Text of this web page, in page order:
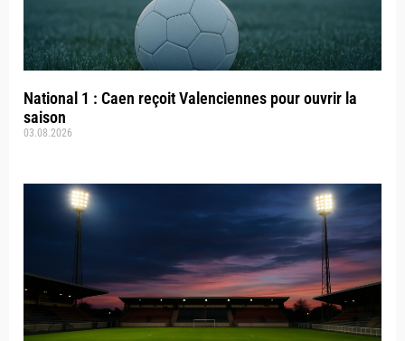
National 1 : Caen reçoit Valenciennes pour ouvrir la
saison
03.08.2026